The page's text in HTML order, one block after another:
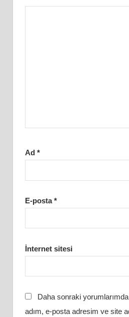
Ad *
E-posta*
İnternet sitesi
Daha sonraki
adım, e-posta adresim ve site